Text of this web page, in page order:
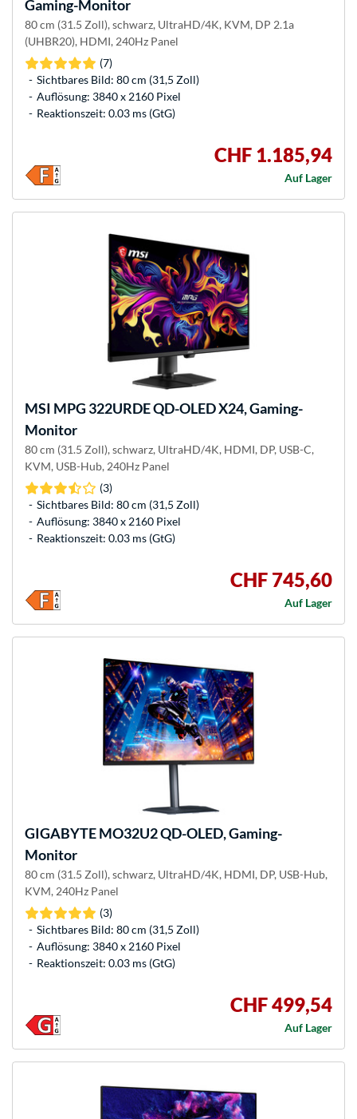
Gaming-Monitor
80 cm (31.5 Zoll), schwarz, UltraHD/4K, KVM, DP 2.1a
(UHBR20), HDMI, 240Hz Panel
(7)
Sichtbares Bild: 80 cm (31,5 Zoll)
Auflösung: 3840 x 2160 Pixel
Reaktionszeit: 0.03 ms (GtG)
CHF 1.185,94
Auf Lager
MSI MPG 322URDE QD-OLED X24, Gaming-
Monitor
80 cm (31.5 Zoll), schwarz, UltraHD/4K, HDMI, DP, USB-C,
KVM, USB-Hub, 240Hz Panel
(3)
Sichtbares Bild: 80 cm (31,5 Zoll)
Auflösung: 3840 x 2160 Pixel
Reaktionszeit: 0.03 ms (GtG)
CHF 745,60
Auf Lager
GIGABYTEMO32U2 QD-OLED, Gaming-
Monitor
80 cm (31.5 Zoll), schwarz, UltraHD/4K, HDMI, DP, USB-Hub,
KVM, 240Hz Panel
(3)
Sichtbares Bild: 80 cm (31,5 Zoll)
Auflösung: 3840 x 2160 Pixel
Reaktionszeit: 0.03 ms (GtG)
CHF 499,54
Auf Lager